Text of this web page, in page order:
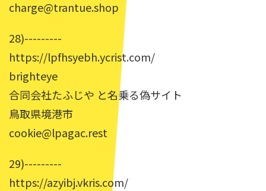
charge@trantue.shop
28)---------
https://lpfhsyebh.ycrist.com/
brighteye
合同会社たふじや と名乗る偽サイト
鳥取県境港市
cookie@lpagac.rest
29)---------
https://azyibj.vkris.com/